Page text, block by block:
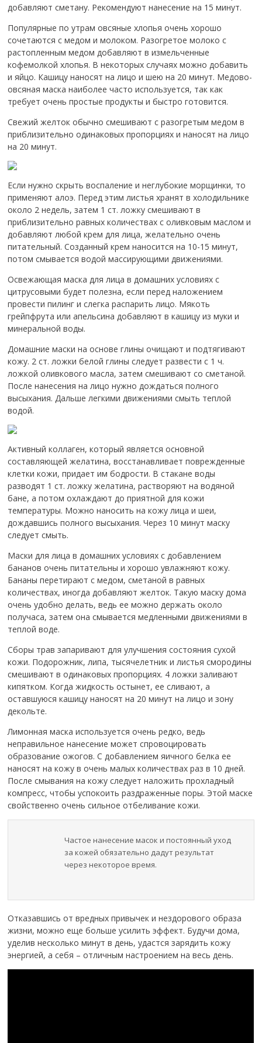
добавляют сметану. Рекомендуют нанесение на 15 минут.
Популярные по утрам овсяные хлопья очень хорошо
сочетаются с медом и молоком. Разогретое молоко с
растопленным медом добавляют в измельченные
кофемолкой хлопья. В некоторых случаях можно добавить
и яйцо. Кашицу наносят на лицо и шею на 20 минут. Медово-
овсяная маска наиболее часто используется, так как
требует очень простые продукты и быстро готовится.
Свежий желток обычно смешивают с разогретым медом в
приблизительно одинаковых пропорциях и наносят на лицо
на 20 минут.
Если нужно скрыть воспаление и неглубокие морщинки, то
применяют алоэ. Перед этим листья хранят в холодильнике
около 2 недель, затем 1 ст. ложку смешивают в
приблизительно равных количествах с оливковым маслом и
добавляют любой крем для лица, желательно очень
питательный. Созданный крем наносится на 10-15 минут,
потом смывается водой массирующими движениями.
Освежающая маска для лица в домашних условиях с
цитрусовыми будет полезна, если перед наложением
провести пилинг и слегка распарить лицо. Мякоть
грейпфрута или апельсина добавляют в кашицу из муки и
минеральной воды.
Домашние маски на основе глины очищают и подтягивают
кожу. 2 ст. ложки белой глины следует развести с 1 ч.
ложкой оливкового масла, затем смешивают со сметаной.
После нанесения на лицо нужно дождаться полного
высыхания. Дальше легкими движениями смыть теплой
водой.
Активный коллаген, который является основной
составляющей желатина, восстанавливает поврежденные
клетки кожи, придает им бодрости. В стакане воды
разводят 1 ст. ложку желатина, растворяют на водяной
бане, а потом охлаждают до приятной для кожи
температуры. Можно наносить на кожу лица и шеи,
дождавшись полного высыхания. Через 10 минут маску
следует смыть.
Маски для лица в домашних условиях с добавлением
бананов очень питательны и хорошо увлажняют кожу.
Бананы перетирают с медом, сметаной в равных
количествах, иногда добавляют желток. Такую маску дома
очень удобно делать, ведь ее можно держать около
получаса, затем она смывается медленными движениями в
теплой воде.
Сборы трав запаривают для улучшения состояния сухой
кожи. Подорожник, липа, тысячелетник и листья смородины
смешивают в одинаковых пропорциях. 4 ложки заливают
кипятком. Когда жидкость остынет, ее сливают, а
оставшуюся кашицу наносят на 20 минут на лицо и зону
декольте.
Лимонная маска используется очень редко, ведь
неправильное нанесение может спровоцировать
образование ожогов. С добавлением яичного белка ее
наносят на кожу в очень малых количествах раз в 10 дней.
После смывания на кожу следует наложить прохладный
компресс, чтобы успокоить раздраженные поры. Этой маске
свойственно очень сильное отбеливание кожи.
Частое нанесение масок и постоянный уход
за кожей обязательно дадут результат
через некоторое время.
Отказавшись от вредных привычек и нездорового образа
жизни, можно еще больше усилить эффект. Будучи дома,
уделив несколько минут в день, удастся зарядить кожу
энергией, а себя – отличным настроением на весь день.